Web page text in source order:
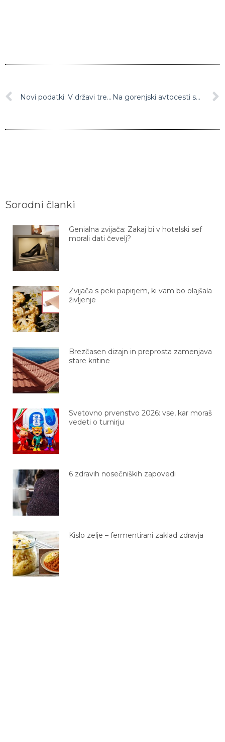
Novi podatki: V državi trenutno 1983 aktivnih okužb, kar je 83 več kot dan prej Na gorenjski avtocesti spet gneča, pred Karavankami večkilometrski zastoj
Sorodni članki
Genialna zvijača: Zakaj bi v hotelski sef
morali dati čevelj?
Zvijača s peki papirjem, ki vam bo olajšala
življenje
Brezčasen dizajn in preprosta zamenjava
stare kritine
Svetovno prvenstvo 2026: vse, kar moraš
vedeti o turnirju
6 zdravih nosečniških zapovedi
Kislo zelje – fermentirani zaklad zdravja